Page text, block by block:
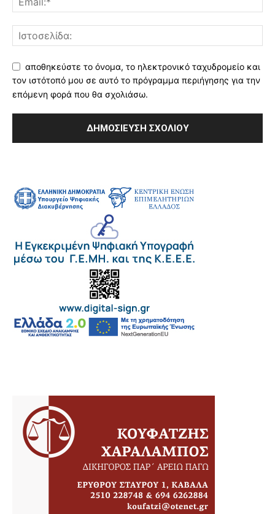
αποθηκεύστε το όνομα, το ηλεκτρονικό ταχυδρομείο και
τον ιστότοπό μου σε αυτό το πρόγραμμα περιήγησης για την
επόμενη φορά που θα σχολιάσω.